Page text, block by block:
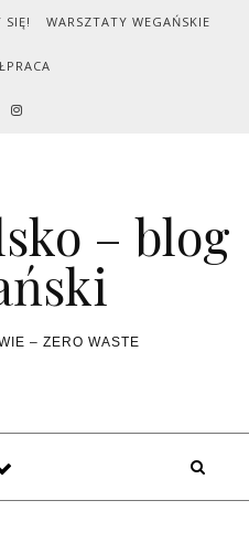
SIĘ! WARSZTATY WEGAŃSKIE
– blog
– ZERO WASTE